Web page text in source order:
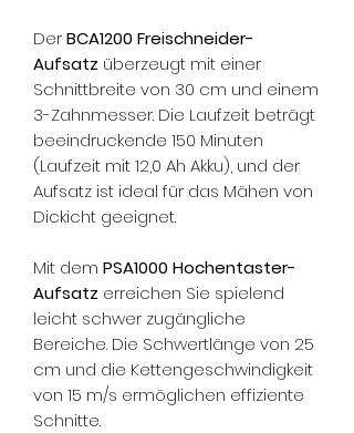
DerBCA1200 Freischneider-
Aufsatz überzeugt mit einer
Schnittbreite von 30 cm und einem
3-Zahnmesser. Die Laufzeit beträgt
beeindruckende 150 Minuten
(Laufzeit mit 12,0 Ah Akku), und der
Aufsatz ist ideal für das Mähen von
Dickicht geeignet.
Mit dem PSA1000 Hochentaster-
Aufsatz erreichen Sie spielend
leicht schwer zugängliche
Bereiche. Die Schwertlänge von 25
cm und die Kettengeschwindigkeit
von 15 m/s ermöglichen effiziente
Schnitte.